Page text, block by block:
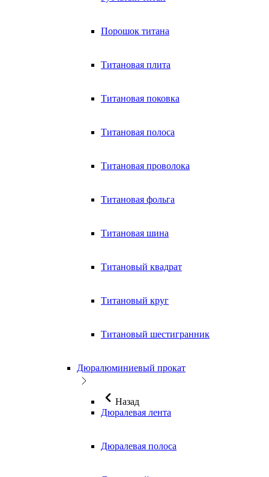
Порошок титана
Титановая плита
Титановая поковка
Титановая полоса
Титановая проволока
Титановая фольга
Титановая шина
Титановый квадрат
Титановый круг
Титановый шестигранник
Дюралюминиевый прокат
Назад
Дюралевая лента
Дюралевая полоса